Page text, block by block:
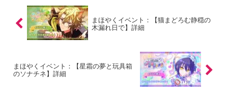
まほやくイベント：【猫まどろむ静穏の
木漏れ日で】詳細
まほやくイベント：【星霜の夢と玩具箱
のソナチネ】詳細